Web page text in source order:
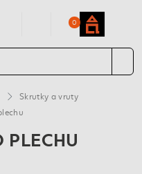
0
Skrutky a vruty
PLECHU